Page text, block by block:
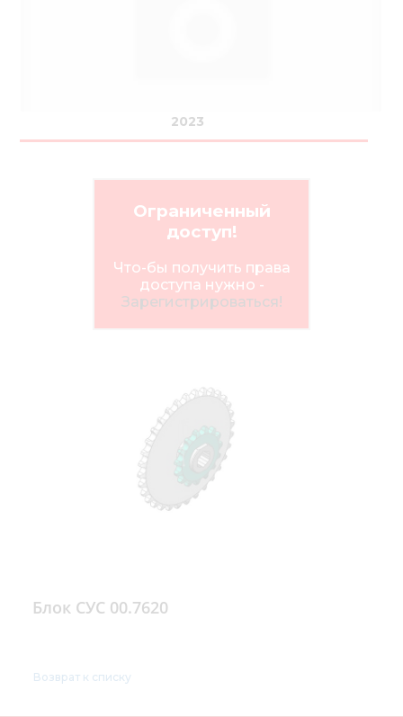
2023
Ограниченный
доступ!
Что-бы получить права
доступа нужно -
Зарегистрироваться!
Блок СУС 00.7620
Возврат к списку